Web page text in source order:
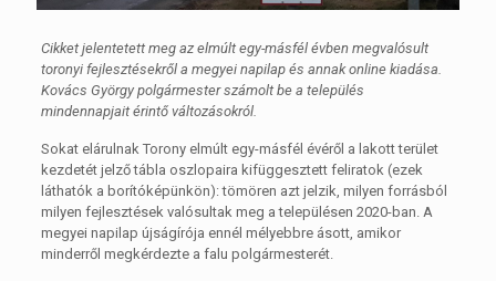
Cikket jelentetett meg az elmúlt egy-másfél évben megvalósult
toronyi fejlesztésekről a megyei napilap és annak online kiadása.
Kovács György polgármester számolt be a település
mindennapjait érintő változásokról.
Sokat elárulnak Torony elmúlt egy-másfél évéről a lakott terület
kezdetét jelző tábla oszlopaira kifüggesztett feliratok (ezek
láthatók a borítóképünkön): tömören azt jelzik, milyen forrásból
milyen fejlesztések valósultak meg a településen 2020-ban. A
megyei napilap újságírója ennél mélyebbre ásott, amikor
minderről megkérdezte a falu polgármesterét.